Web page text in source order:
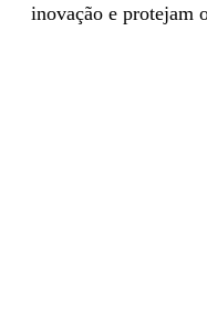
inovação e protejam